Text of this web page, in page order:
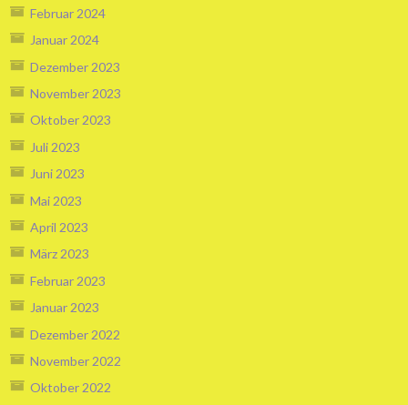
Februar 2024
Januar 2024
Dezember 2023
November 2023
Oktober 2023
Juli 2023
Juni 2023
Mai 2023
April 2023
März 2023
Februar 2023
Januar 2023
Dezember 2022
November 2022
Oktober 2022